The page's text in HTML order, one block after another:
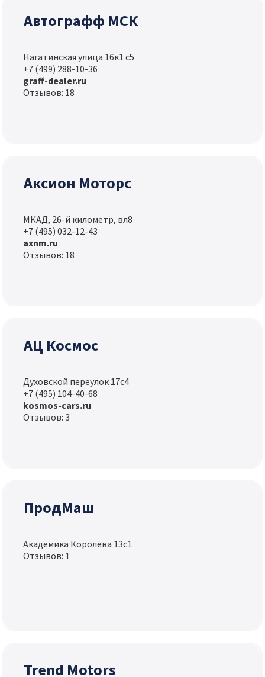
Автографф МСК
Нагатинская улица 16к1 с5
+7 (499) 288-10-36
graff-dealer.ru
Отзывов: 18
Аксион Моторс
МКАД, 26-й километр, вл8
+7 (495) 032-12-43
axnm.ru
Отзывов: 18
АЦ Космос
Духовской переулок 17с4
+7 (495) 104-40-68
kosmos-cars.ru
Отзывов: 3
ПродМаш
Академика Королёва 13с1
Отзывов: 1
Trend Motors